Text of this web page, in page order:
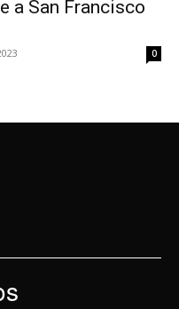
a San Francisco
0